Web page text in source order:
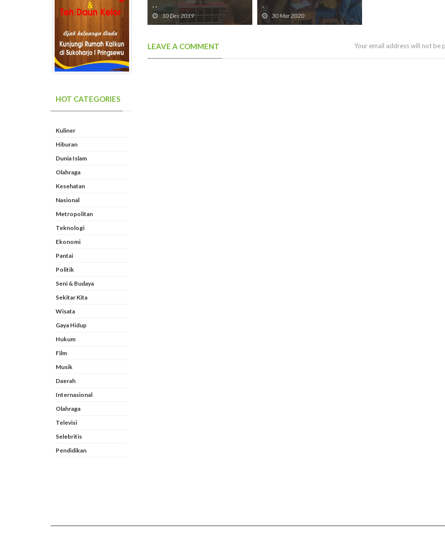
HOT CATEGORIES
Kuliner
Hiburan
Dunia Islam
Olahraga
Kesehatan
Nasional
Metropolitan
Teknologi
Ekonomi
Pantai
Politik
Seni & Budaya
Sekitar Kita
Wisata
Gaya Hidup
Hukum
Film
Musik
Daerah
Internasional
Olahraga
Televisi
Selebritis
Pendidikan
. .
10 Des 2019
.
30 Mar 2020
LEAVE A COMMENT Your email address will not be